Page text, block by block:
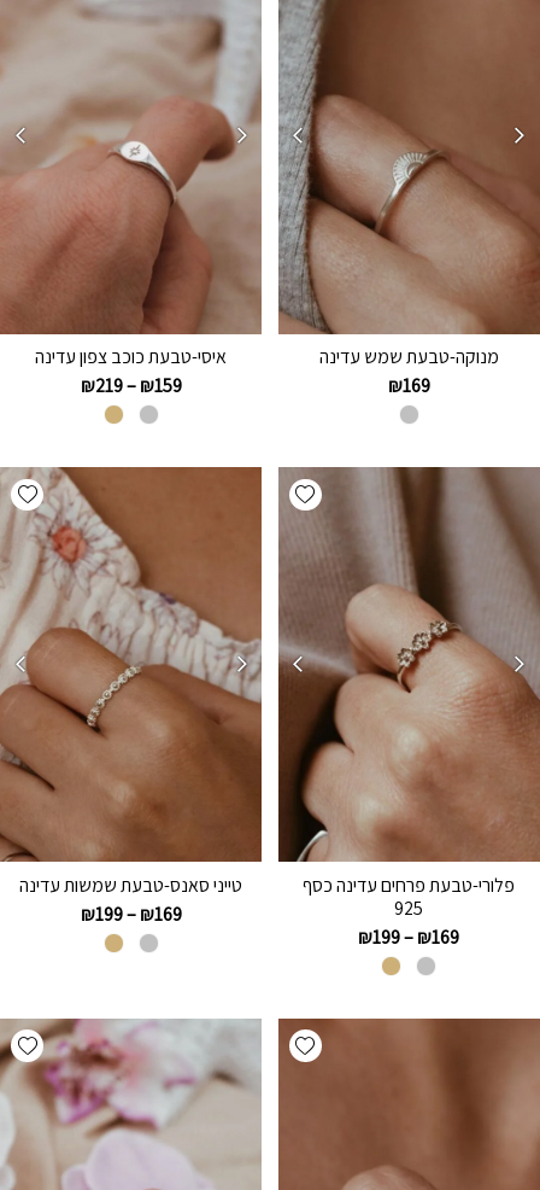
מנוקה-טבעת שמש עדינה
₪169
איסי-טבעת כוכב צפון עדינה
₪159
–
₪219
Add wishlist
פלורי-טבעת פרחים עדינה כסף
925
₪169
–
₪199
טייני סאנס-טבעת שמשות עדינה
₪169
–
₪199
Add wishlist